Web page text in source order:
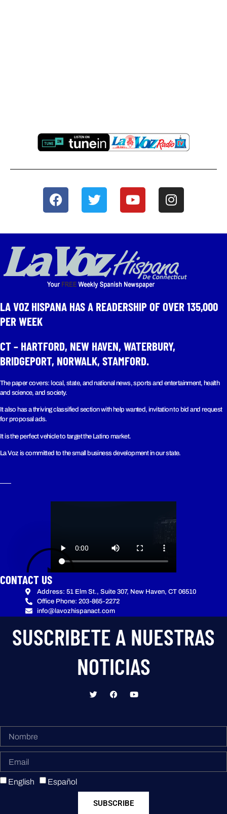
LA VOZ HISPANA HAS A READERSHIP OF OVER 135,000
PER WEEK​
CT – HARTFORD, NEW HAVEN, WATERBURY,
BRIDGEPORT, NORWALK, STAMFORD.
The paper covers: local, state, and national news, sports and entertainment, health
and science, and society.
It also has a thriving classified section with help wanted, invitation to bid and request
for proposal ads.
It is the perfect vehicle to target the Latino market.
La Voz is committed to the small business development in our state.
CONTACT US
Address: 51 Elm St., Suite 307, New Haven, CT 06510
Office Phone: 203-865-2272
info@lavozhispanact.com
SUSCRIBETE A NUESTRAS
NOTICIAS
English Español
SUBSCRIBE